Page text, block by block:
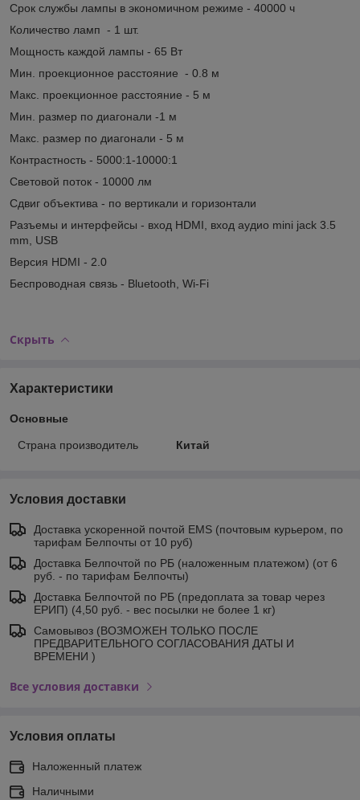
Срок службы лампы в экономичном режиме - 40000 ч
Количество ламп - 1 шт.
Мощность каждой лампы - 65 Вт
Мин. проекционное расстояние - 0.8 м
Макс. проекционное расстояние - 5 м
Мин. размер по диагонали -1 м
Макс. размер по диагонали - 5 м
Контрастность - 5000:1-10000:1
Световой поток - 10000 лм
Сдвиг объектива - по вертикали и горизонтали
Разъемы и интерфейсы - вход HDMI, вход аудио mini jack 3.5
mm, USB
Версия HDMI - 2.0
Беспроводная связь - Bluetooth, Wi-Fi
Скрыть
Характеристики
Основные
Страна производитель Китай
Условия доставки
Доставка ускоренной почтой EMS (почтовым курьером, по
тарифам Белпочты от 10 руб)
Доставка Белпочтой по РБ (наложенным платежом) (от 6
руб. - по тарифам Белпочты)
Доставка Белпочтой по РБ (предоплата за товар через
ЕРИП) (4,50 руб. - вес посылки не более 1 кг)
Самовывоз (ВОЗМОЖЕН ТОЛЬКО ПОСЛЕ
ПРЕДВАРИТЕЛЬНОГО СОГЛАСОВАНИЯ ДАТЫ И
ВРЕМЕНИ )
Все условия доставки
Условия оплаты
Наложенный платеж
Наличными